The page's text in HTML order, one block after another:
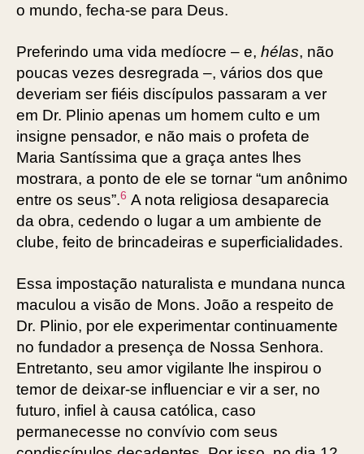
o mundo, fecha-se para Deus.
Preferindo uma vida medíocre – e, hélas, não
poucas vezes desregrada –, vários dos que
deveriam ser fiéis discípulos passaram a ver
em Dr. Plinio apenas um homem culto e um
insigne pensador, e não mais o profeta de
Maria Santíssima que a graça antes lhes
mostrara, a ponto de ele se tornar “um anônimo
entre os seus”.6 A nota religiosa desaparecia
da obra, cedendo o lugar a um ambiente de
clube, feito de brincadeiras e superficialidades.
Essa impostação naturalista e mundana nunca
maculou a visão de Mons. João a respeito de
Dr. Plinio, por ele experimentar continuamente
no fundador a presença de Nossa Senhora.
Entretanto, seu amor vigilante lhe inspirou o
temor de deixar-se influenciar e vir a ser, no
futuro, infiel à causa católica, caso
permanecesse no convívio com seus